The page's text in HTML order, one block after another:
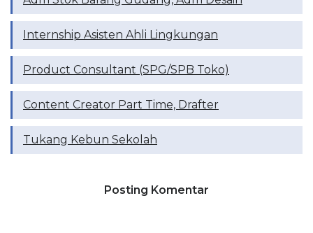
Internship Asisten Ahli Lingkungan
Product Consultant (SPG/SPB Toko)
Content Creator Part Time, Drafter
Tukang Kebun Sekolah
Posting Komentar